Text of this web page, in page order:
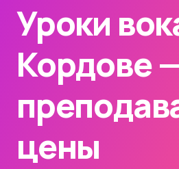
Уроки
Кордове
цены